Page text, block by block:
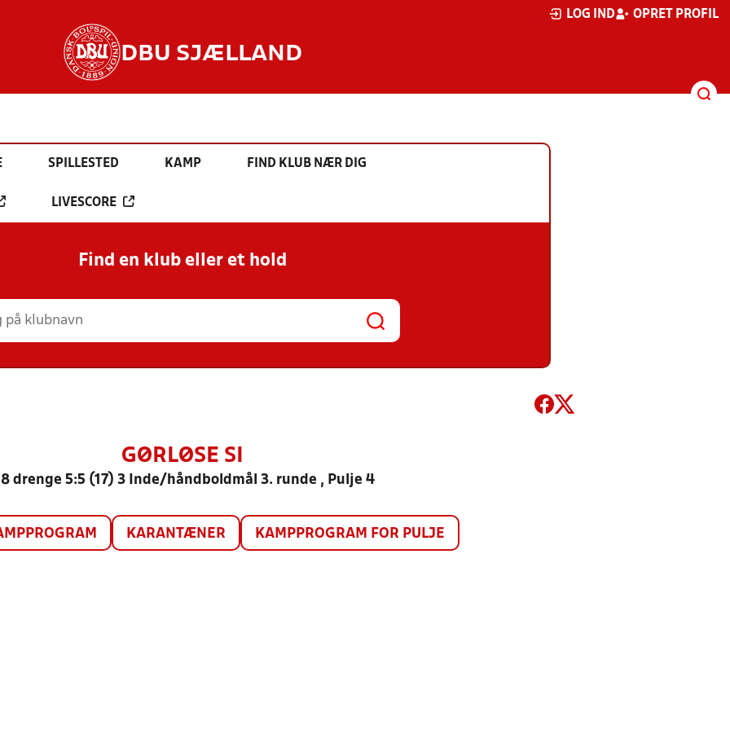
LOG IND OPRET PROFIL
DBU SJÆLLAND
SPILLESTED KAMP FIND KLUB NÆR DIG
LIVESCORE
Find en klub eller et hold
GØRLØSE SI
drenge 5:5 (17) 3 Inde/håndboldmål 3. runde , Pulje 4
KARANTÆNER KAMPPROGRAM FOR PULJE